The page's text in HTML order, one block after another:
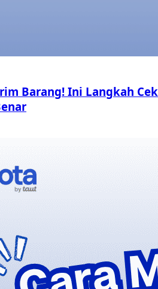
Barang! Ini Langkah Cek